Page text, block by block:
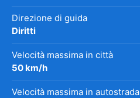
Direzione di guida
Diritti
Velocità massima in città
50 km/h
Velocità massima in autostrada